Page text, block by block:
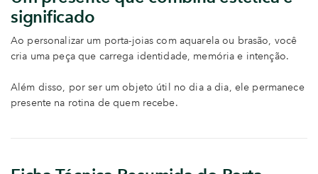
significado
Ao personalizar um porta-joias com aquarela ou brasão, você
cria uma peça que carrega identidade, memória e intenção.
Além disso, por ser um objeto útil no dia a dia, ele permanece
presente na rotina de quem recebe.